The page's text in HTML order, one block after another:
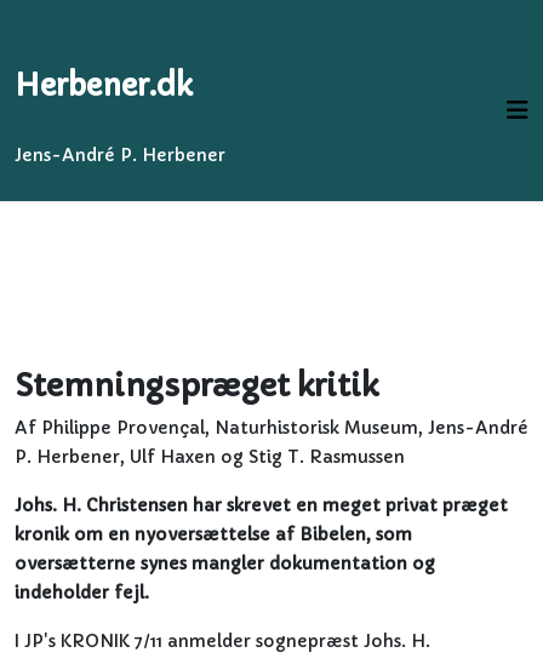
Herbener.dk
Jens-André P. Herbener
Stemningspræget kritik
Af Philippe Provençal, Naturhistorisk Museum, Jens-André
P. Herbener, Ulf Haxen og Stig T. Rasmussen
Johs. H. Christensen har skrevet en meget privat præget
kronik om en nyoversættelse af Bibelen, som
oversætterne synes mangler dokumentation og
indeholder fejl.
I JP's KRONIK 7/11 anmelder sognepræst Johs. H.